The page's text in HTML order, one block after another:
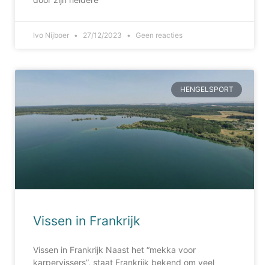
Ivo Nijboer 27/12/2023 Geen reacties
HENGELSPORT
Vissen in Frankrijk
Vissen in Frankrijk Naast het “mekka voor
karpervissers”, staat Frankrijk bekend om veel